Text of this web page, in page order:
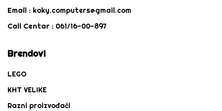
Email : koky.computers@gmail.com
Call Centar : 061/16-00-897
Brendovi
LEGO
KHT VELIKE
Razni proizvođači